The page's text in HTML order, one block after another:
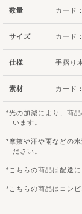
数量 カード
サイズ カード
仕様 手摺り
素材 カード
光の加減により、商
います。
摩擦や汗や雨などの
ださい。
こちらの商品は配送
こちらの商品はコン